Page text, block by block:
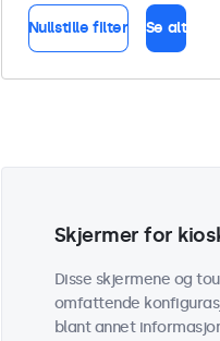
Nullstille filter Se alt
Skjermer for
Disse skjermene og
omfattende
blant annet